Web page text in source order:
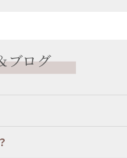
ブログ